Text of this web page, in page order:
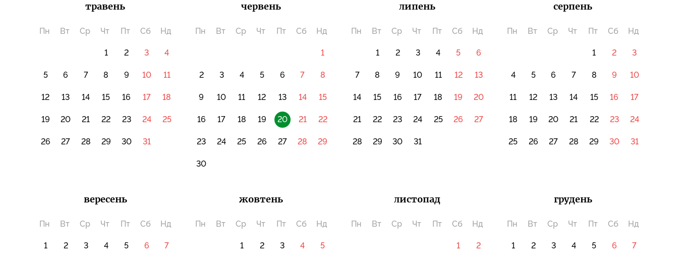
травень
Пн Вт Ср Чт Пт Сб Нд
1 2 3 4
5 6 7 8 9 10 11
12 13 14 15 16 17 18
19 20 21 22 23 24 25
26 27 28 29 30 31
червень
Пн Вт Ср Чт Пт Сб Нд
1
2 3 4 5 6 7 8
9 10 11 12 13 14 15
16 17 18 19 20 21 22
23 24 25 26 27 28 29
30
липень
Пн Вт Ср Чт Пт Сб Нд
1 2 3 4 5 6
7 8 9 10 11 12 13
14 15 16 17 18 19 20
21 22 23 24 25 26 27
28 29 30 31
серпень
Пн Вт Ср Чт Пт Сб Нд
1 2 3
4 5 6 7 8 9 10
11 12 13 14 15 16 17
18 19 20 21 22 23 24
25 26 27 28 29 30 31
вересень
Пн Вт Ср Чт Пт Сб Нд
1 2 3 4 5 6 7
жовтень
Пн Вт Ср Чт Пт Сб Нд
1 2 3 4 5
листопад
Пн Вт Ср Чт Пт Сб Нд
1 2
грудень
Пн Вт Ср Чт Пт Сб Нд
1 2 3 4 5 6 7